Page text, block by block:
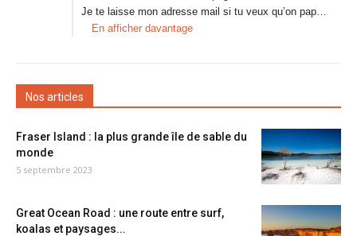
Je te laisse mon adresse mail si tu veux qu’on pap…
En afficher davantage
Nos articles
Fraser Island : la plus grande île de sable du
monde
5 septembre 2023
Great Ocean Road : une route entre surf,
koalas et paysages...